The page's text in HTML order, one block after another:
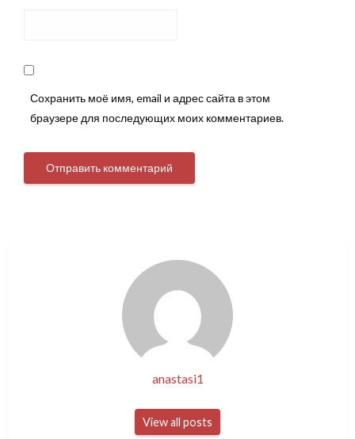
Сохранить моё имя, email и адрес сайта в этом
браузере для последующих моих комментариев.
anastasi1
View all posts